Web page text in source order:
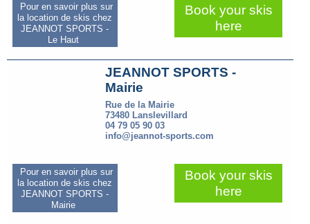
Pour en savoir plus sur
la location de skis chez
JEANNOT SPORTS -
Le Haut
Book your skis
here
JEANNOT SPORTS -
Mairie
Rue de la Mairie
73480 Lanslevillard
04 79 05 90 03
info@jeannot-sports.com
Pour en savoir plus sur
la location de skis chez
JEANNOT SPORTS -
Mairie
Book your skis
here